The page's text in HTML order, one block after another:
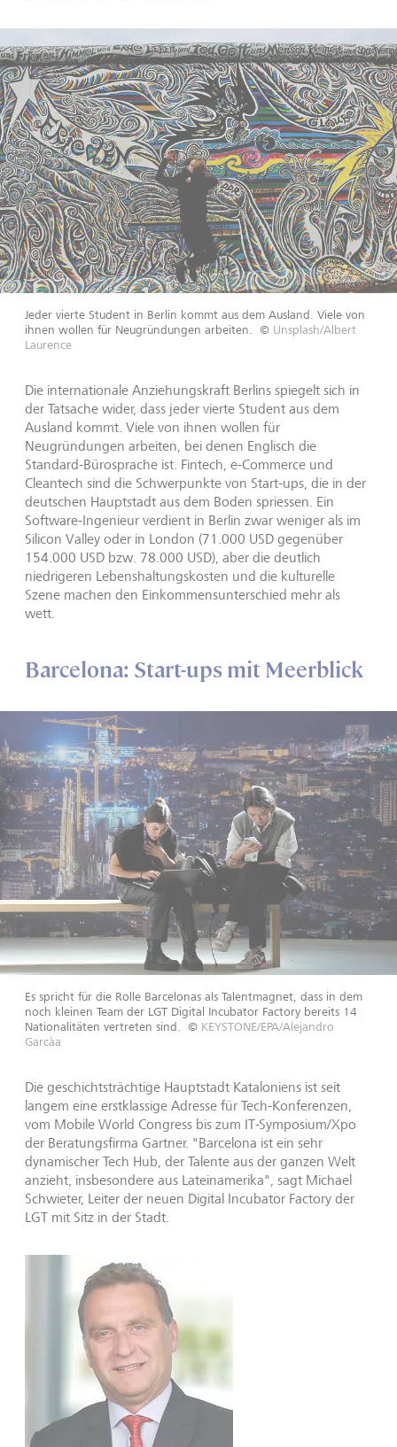
Jeder vierte Student in Berlin kommt aus dem Ausland. Viele von
ihnen wollen für Neugründungen arbeiten.
© Unsplash/Albert
Laurence
Die internationale Anziehungskraft Berlins spiegelt sich in
der Tatsache wider, dass jeder vierte Student aus dem
Ausland kommt. Viele von ihnen wollen für
Neugründungen arbeiten, bei denen Englisch die
Standard-Bürosprache ist. Fintech, e-Commerce und
Cleantech sind die Schwerpunkte von Start-ups, die in der
deutschen Hauptstadt aus dem Boden spriessen. Ein
Software-Ingenieur verdient in Berlin zwar weniger als im
Silicon Valley oder in London (71.000 USD gegenüber
154.000 USD bzw. 78.000 USD), aber die deutlich
niedrigeren Lebenshaltungskosten und die kulturelle
Szene machen den Einkommensunterschied mehr als
wett.
Barcelona: Start-ups mit Meerblick
Es spricht für die Rolle Barcelonas als Talentmagnet, dass in dem
noch kleinen Team der LGT Digital Incubator Factory bereits 14
Nationalitäten vertreten sind. © KEYSTONE/EPA/Alejandro
Garcàa
Die geschichtsträchtige Hauptstadt Kataloniens ist seit
langem eine erstklassige Adresse für Tech-Konferenzen,
vom Mobile World Congress bis zum IT-Symposium/Xpo
der Beratungsfirma Gartner. "Barcelona ist ein sehr
dynamischer Tech Hub, der Talente aus der ganzen Welt
anzieht, insbesondere aus Lateinamerika", sagt Michael
Schwieter, Leiter der neuen Digital Incubator Factory der
LGT mit Sitz in der Stadt.